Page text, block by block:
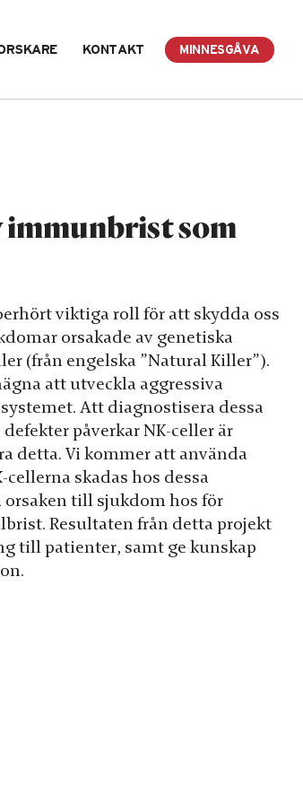
KONTAKT MINNESGÅVA
immunbrist som
viktiga roll för att skydda oss
orsakade av genetiska
(från engelska ”Natural Killer”).
att utveckla aggressiva
Att diagnostisera dessa
påverkar NK-celler är
detta. Vi kommer att använda
skadas hos dessa
till sjukdom hos för
Resultaten från detta projekt
till patienter, samt ge kunskap